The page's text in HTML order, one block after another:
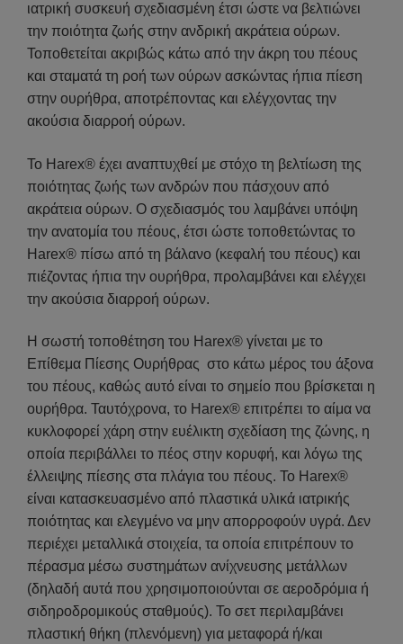
ιατρική συσκευή σχεδιασμένη έτσι ώστε να βελτιώνει
την ποιότητα ζωής στην ανδρική ακράτεια ούρων.
Τοποθετείται ακριβώς κάτω από την άκρη του πέους
και σταματά τη ροή των ούρων ασκώντας ήπια πίεση
στην ουρήθρα, αποτρέποντας και ελέγχοντας την
ακούσια διαρροή ούρων.
Το Harex® έχει αναπτυχθεί με στόχο τη βελτίωση της
ποιότητας ζωής των ανδρών που πάσχουν από
ακράτεια ούρων. Ο σχεδιασμός του λαμβάνει υπόψη
την ανατομία του πέους, έτσι ώστε τοποθετώντας το
Harex® πίσω από τη βάλανο (κεφαλή του πέους) και
πιέζοντας ήπια την ουρήθρα, προλαμβάνει και ελέγχει
την ακούσια διαρροή ούρων.
Η σωστή τοποθέτηση του Harex® γίνεται με το
Επίθεμα Πίεσης Ουρήθρας στο κάτω μέρος του άξονα
του πέους, καθώς αυτό είναι το σημείο που βρίσκεται η
ουρήθρα. Ταυτόχρονα, το Harex® επιτρέπει το αίμα να
κυκλοφορεί χάρη στην ευέλικτη σχεδίαση της ζώνης, η
οποία περιβάλλει το πέος στην κορυφή, και λόγω της
έλλειψης πίεσης στα πλάγια του πέους. Το Harex®
είναι κατασκευασμένο από πλαστικά υλικά ιατρικής
ποιότητας και ελεγμένο να μην απορροφούν υγρά. Δεν
περιέχει μεταλλικά στοιχεία, τα οποία επιτρέπουν το
πέρασμα μέσω συστημάτων ανίχνευσης μετάλλων
(δηλαδή αυτά που χρησιμοποιούνται σε αεροδρόμια ή
σιδηροδρομικούς σταθμούς). Το σετ περιλαμβάνει
πλαστική θήκη (πλενόμενη) για μεταφορά ή/και